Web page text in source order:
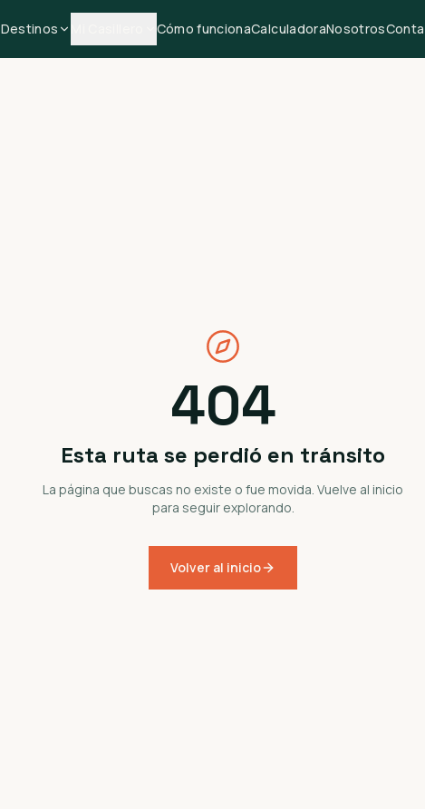
Destinos Cómo funcionaCalculadoraNosotros
404
Esta ruta se perdió en tránsito
La página que buscas no existe o fue movida. Vuelve al inicio
para seguir explorando.
Volver al inicio